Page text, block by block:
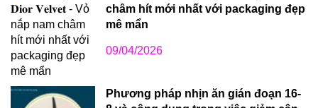
châm hít mới nhất với packaging đẹp
mê mẩn
09/04/2026
Phương pháp nhịn ăn gián đoạn 16-